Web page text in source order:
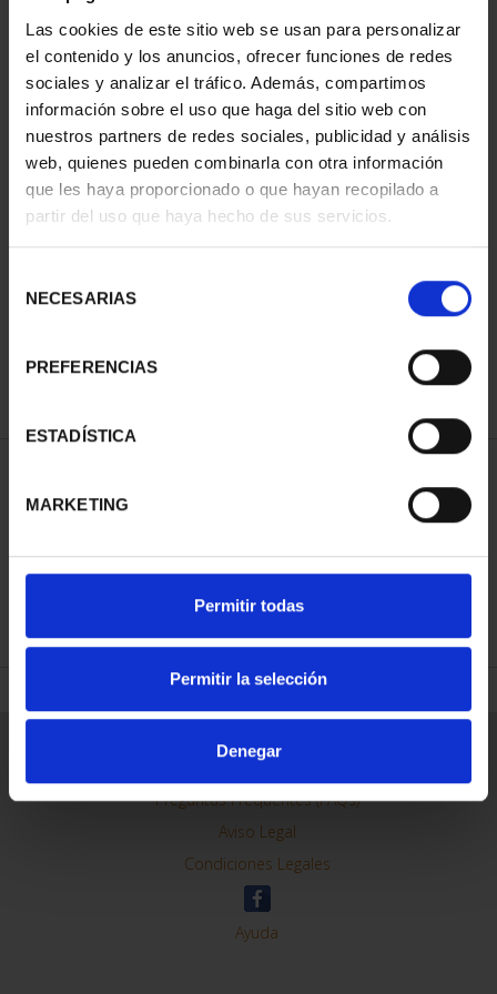
Las cookies de este sitio web se usan para personalizar
el contenido y los anuncios, ofrecer funciones de redes
sociales y analizar el tráfico. Además, compartimos
información sobre el uso que haga del sitio web con
nuestros partners de redes sociales, publicidad y análisis
web, quienes pueden combinarla con otra información
que les haya proporcionado o que hayan recopilado a
partir del uso que haya hecho de sus servicios.
NECESARIAS
PREFERENCIAS
ESTADÍSTICA
MARKETING
Permitir todas
Permitir la selección
Denegar
PATRIMONIO
NACIONAL I - EL
73,00 €
REFINAR
Información General
Contacto
Preguntas Frequentes (FAQs)
Aviso Legal
Condiciones Legales
Ayuda